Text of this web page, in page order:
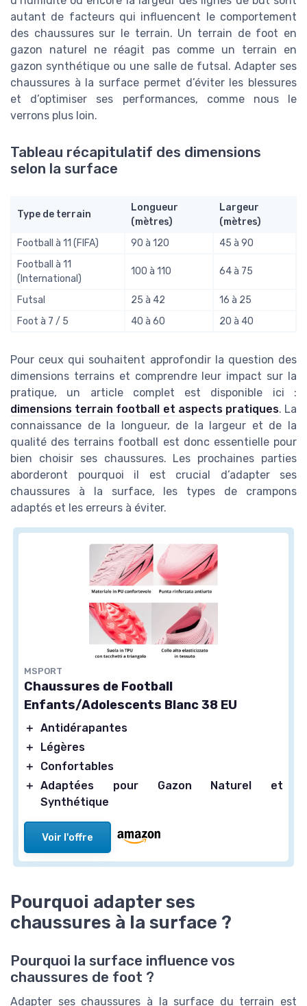
autant de facteurs qui influencent le comportement
des chaussures sur le terrain. Un terrain de foot en
gazon naturel ne réagit pas comme un terrain en
gazon synthétique ou une salle de futsal. Adapter ses
chaussures à la surface permet d’éviter les blessures
et d’optimiser ses performances, comme nous le
verrons plus loin.
Tableau récapitulatif des dimensions
selon la surface
Type de terrain
Longueur
(mètres)
Largeur
(mètres)
Football à 11 (FIFA)
90 à 120
45 à 90
Football à 11
(International)
100 à 110 64 à 75
Futsal 25 à 42
16 à 25
Foot à 7 / 5
40 à 60 20 à 40
Pour ceux qui souhaitent approfondir la question des
dimensions terrains et comprendre leur impact sur la
pratique, un article complet est disponible ici :
dimensions terrain football et aspects pratiques. La
connaissance de la longueur, de la largeur et de la
qualité des terrains football est donc essentielle pour
bien choisir ses chaussures. Les prochaines parties
aborderont pourquoi il est crucial d’adapter ses
chaussures à la surface, les types de crampons
adaptés et les erreurs à éviter.
MSPORT
Chaussures de Football
Enfants/Adolescents Blanc 38 EU
＋ Antidérapantes
＋
Légères
＋
Confortables
＋ Adaptées pour Gazon Naturel et
Synthétique
Voir l'offre
Pourquoi adapter ses
chaussures à la surface ?
Pourquoi la surface influence vos
chaussures de foot ?
Adapter ses chaussures à la surface du terrain est